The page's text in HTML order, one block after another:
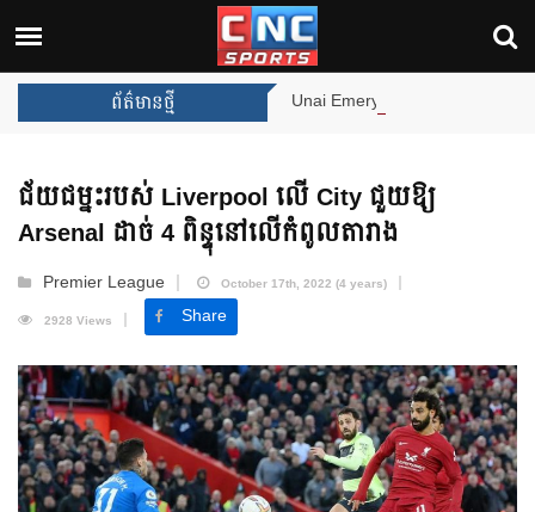
ព័ត៌មានថ្មីUnai Emery សន្យាថានឹងឈ្នះពានរង្វាន់បន្ថែមទៀត បន្
ជ័យជម្នះ​របស់ Liverpool លើ City ជួយឱ្យ
Arsenal ដាច់ 4 ពិន្ទុ​នៅលើកំពូល​តារាង
Premier League
October 17th, 2022 (4 years)
2928 Views
Share